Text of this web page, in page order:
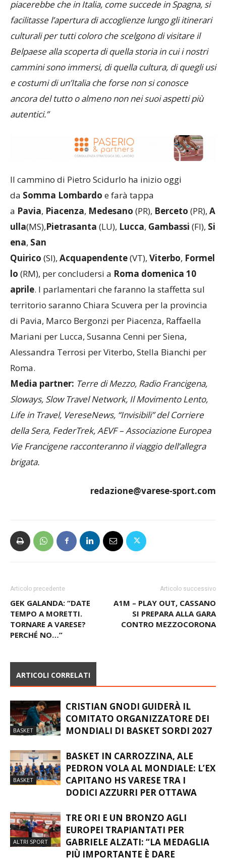
piacerebbe che in Italia, come succede in Spagna, si
facilitasse l’apertura di accoglienze lungo gli itinerari
culturali per tutti coloro che scelgono di visitare il
Belpaese alla scoperta di quella storia in cui i nostri
cammini sono immersi, di quella cultura, di quegli usi
e costumi di un’Italia che forse non si conosce
ancora del tutto o almeno non nei suoi aspetti più
autentici.”
Il cammino di Pietro Scidurlo ha inizio oggi
da Somma Lombardo e farà tappa
a Pavia, Piacenza, Medesano (PR), Berceto (PR), A
ulla(MS),Pietrasanta (LU), Lucca, Gambassi (FI), Si
ena, San
Quirico (SI), Acquapendente(VT), Viterbo, Formel
lo (RM), per concludersi a Roma domenica 10
aprile. I parlamentari che faranno la staffetta sul
territorio saranno Chiara Scuvera per la provincia
di Pavia, Marco Bergonzi per Piacenza, Raffaella
Mariani per Lucca, Susanna Cenni per Siena,
Alessandra Terrosi per Viterbo, Stella Bianchi per
Roma.
Media partner: Terre di Mezzo, Radio Francigena,
Sloways, Slow Travel Network, Il Movimento Lento,
Life in Travel, VereseNews, “Invisibili” del Corriere
della Sera, FederTrek, AEVF – Associazione Europea
Vie Francigene racconteranno il viaggio dell’allegra
brigata.
redazione@varese-sport.com
Articolo precedente
GEK GALANDA: “DATE
TEMPO A MORETTI.
TORNARE A VARESE?
PERCHÉ NO…”
Articolo successivo
A1M – PLAY OUT, CASSANO
SI PREPARA ALLA GARA
CONTRO MEZZOCORONA
ARTICOLI CORRELATI
BASKET
CRISTIAN GNODI GUIDERÀ IL
COMITATO ORGANIZZATORE DEI
MONDIALI DI BASKET SORDI 2027
BASKET
BASKET IN CARROZZINA, ALE
PEDRON VOLA AL MONDIALE: L’EX
CAPITANO HS VARESE TRA I
DODICI AZZURRI PER OTTAWA
ALTRI SPORT
TRE ORI E UN BRONZO AGLI
EUROPEI TRAPIANTATI PER
GABRIELE ALZATI: “LA MEDAGLIA
PIÙ IMPORTANTE È DARE